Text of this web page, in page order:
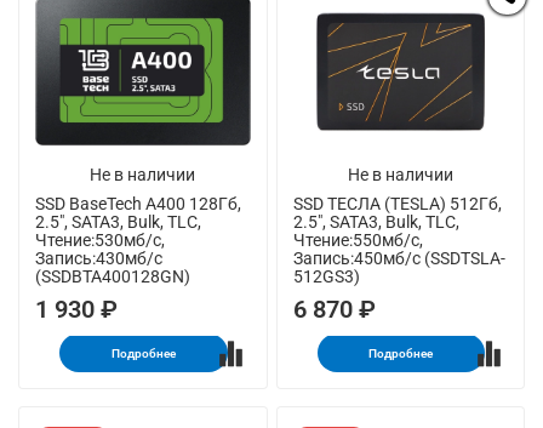
Не в наличии
SSD BaseTech A400 128Гб,
2.5", SATA3, Bulk, TLC,
Чтение:530мб/с,
Запись:430мб/с
(SSDBTA400128GN)
1 930 ₽
Подробнее
Не в наличии
SSD ТЕСЛА (TESLA) 512Гб,
2.5", SATA3, Bulk, TLC,
Чтение:550мб/с,
Запись:450мб/с (SSDTSLA-
512GS3)
6 870 ₽
Подробнее